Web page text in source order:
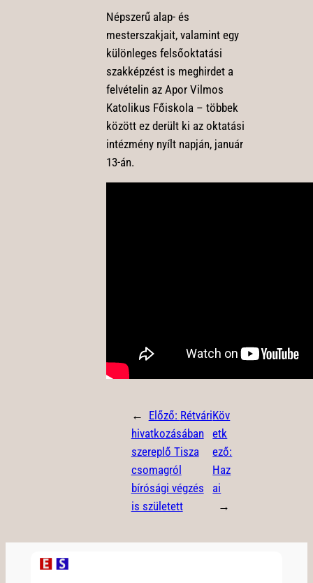
Népszerű alap- és
mesterszakjait, valamint egy
különleges felsőoktatási
szakképzést is meghirdet a
felvételin az Apor Vilmos
Katolikus Főiskola – többek
között ez derült ki az oktatási
intézmény nyílt napján, január
13-án.
← Előző: Rétvári
hivatkozásában
szereplő Tisza
csomagról
bírósági végzés
is született
Köv
etk
ező:
Haz
ai
→